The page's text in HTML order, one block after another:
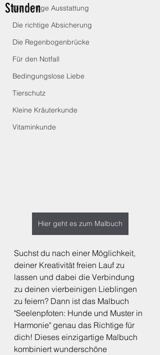
Die richtige Ausstattung
Die richtige Absicherung
Die Regenbogenbrücke
Für den Notfall
Bedingungslose Liebe
Tierschutz
Kleine Kräuterkunde
Vitaminkunde
Stunden
Hier geht es zum Malbuch
Suchst du nach einer Möglichkeit,
deiner Kreativität freien Lauf zu
lassen und dabei die Verbindung
zu deinen vierbeinigen Lieblingen
zu feiern? Dann ist das Malbuch
"Seelenpfoten: Hunde und Muster in
Harmonie" genau das Richtige für
dich! Dieses einzigartige Malbuch
kombiniert wunderschöne